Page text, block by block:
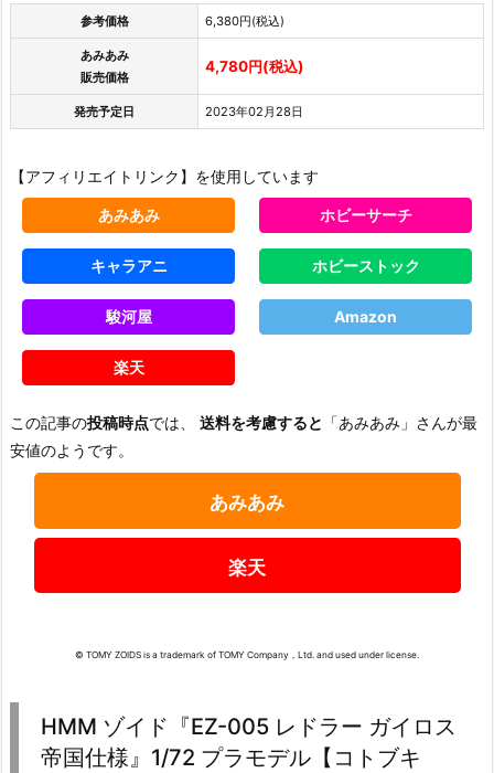
参考価格 6,380円(税込)
あみあみ
販売価格
4,780円(税込)
発売予定日 2023年02月28日
【アフィリエイトリンク】を使用しています
あみあみ ホビーサーチ
キャラアニ ホビーストック
駿河屋 Amazon
楽天
この記事の投稿時点では、 送料を考慮すると 「あみあみ」さんが最
安値のようです。
あみあみ
楽天
© TOMY ZOIDS is a trademark of TOMY Company，Ltd. and used under license.
HMM ゾイド『EZ-005 レドラー ガイロス
帝国仕様』1/72 プラモデル【コトブキ